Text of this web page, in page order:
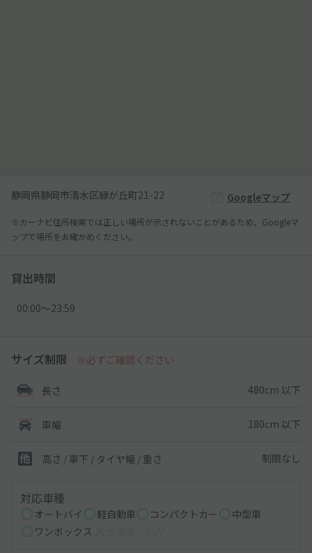
静岡県静岡市清水区緑が丘町21-22 Googleマップ
※カーナビ住所検索では正しい場所が示されないことがあるため、Googleマ
ップで場所をお確かめください。
貸出時間
00:00〜23:59
サイズ制限 ※必ずご確認ください
長さ 480cm 以下
車幅 180cm 以下
高さ / 車下 / タイヤ幅 / 重さ 制限なし
対応車種
オートバイ 軽自動車 コンパクトカー
中型車
ワンボックス